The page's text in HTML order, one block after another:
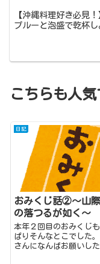
【沖縄料理好き必見
プルーと泡盛で乾杯し
こちらも人気
日記
おみくじ話②〜山際
の落つるが如く〜
本年２回目のおみくじ
ぱりそんなとこでした
さんになんばお願いし